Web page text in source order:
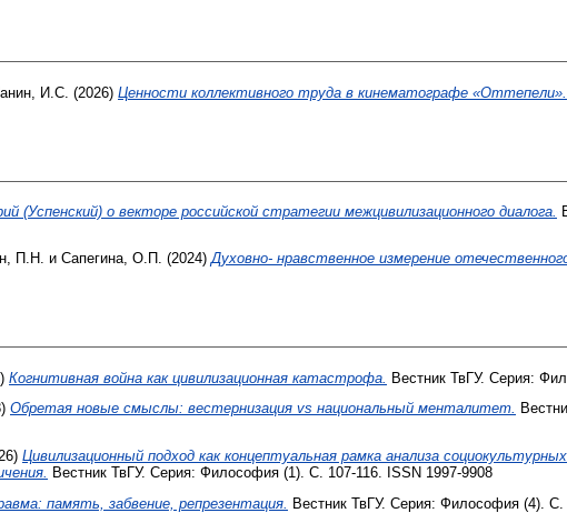
И.С. (2026) Ценности коллективного труда в кинематографе «Оттепели».
(Успенский) о векторе российской стратегии межцивилизационного диалога.
П.Н. и Сапегина, О.П. (2024)Духовно- нравственное измерение
Когнитивная война как цивилизационная катастрофа. Вестник ТвГУ. Серия:
Обретая новые смыслы: вестернизация vs национальный менталитет.
Цивилизационный подход как концептуальная рамка анализа
Вестник ТвГУ. Серия: Философия (1). С. 107-116. ISSN 1997-9908
память, забвение, репрезентация. Вестник ТвГУ. Серия: Философия (4). С.